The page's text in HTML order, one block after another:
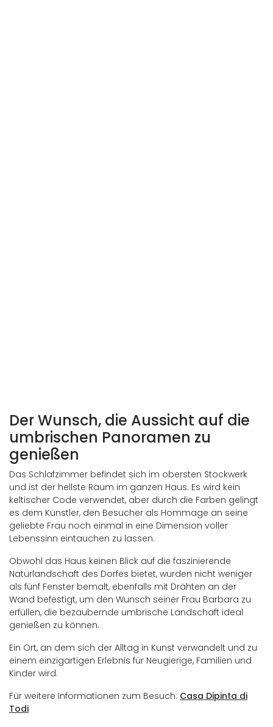
Der Wunsch, die Aussicht auf die
umbrischen Panoramen zu
genießen
Das Schlafzimmer befindet sich im obersten Stockwerk
und ist der hellste Raum im ganzen Haus. Es wird kein
keltischer Code verwendet, aber durch die Farben gelingt
es dem Künstler, den Besucher als Hommage an seine
geliebte Frau noch einmal in eine Dimension voller
Lebenssinn eintauchen zu lassen.
Obwohl das Haus keinen Blick auf die faszinierende
Naturlandschaft des Dorfes bietet, wurden nicht weniger
als fünf Fenster bemalt, ebenfalls mit Drähten an der
Wand befestigt, um den Wunsch seiner Frau Barbara zu
erfüllen, die bezaubernde umbrische Landschaft ideal
genießen zu können.
Ein Ort, an dem sich der Alltag in Kunst verwandelt und zu
einem einzigartigen Erlebnis für Neugierige, Familien und
Kinder wird.
Für weitere Informationen zum Besuch: Casa Dipinta di
Todi